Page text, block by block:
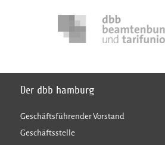
Der dbb hamburg
Geschäftsführender Vorstand
Geschäftsstelle